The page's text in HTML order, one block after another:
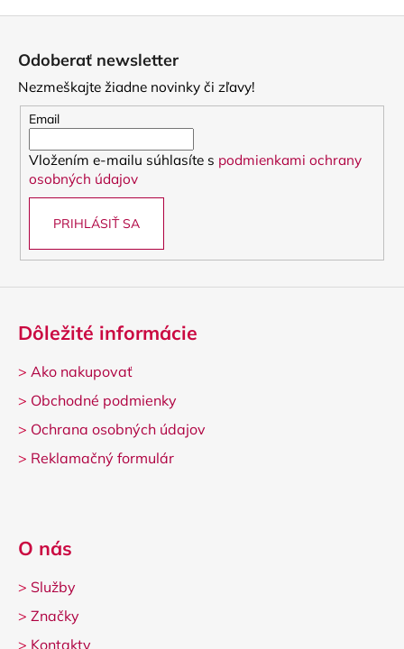
Odoberať newsletter
Nezmeškajte žiadne novinky či zľavy!
Email
Vložením e-mailu súhlasíte s podmienkami ochrany
osobných údajov
PRIHLÁSIŤ SA
Dôležité informácie
> Ako nakupovať
> Obchodné podmienky
> Ochrana osobných údajov
> Reklamačný formulár
O nás
> Služby
> Značky
> Kontakty